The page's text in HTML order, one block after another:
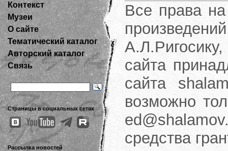
Контекст
Музеи
О сайте
Тематический каталог
Авторский каталог
Связь
Страницы в социальных сетях
Рассылка новостей
Все права на
сайта
сайта
возможно
средства